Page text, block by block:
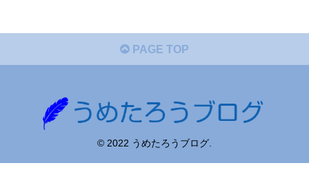
PAGE TOP
© 2022 うめたろうブログ.